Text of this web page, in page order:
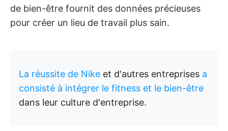
de bien-être fournit des données précieuses
pour créer un lieu de travail plus sain.
La réussite de Nike et d'autres entreprises a
consisté à intégrer le fitness et le bien-être
dans leur culture d'entreprise.